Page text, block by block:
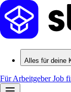
Alles für deine
Für ArbeitgeberJob